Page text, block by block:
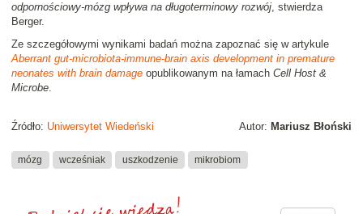
odpornościowy-mózg wpływa na długoterminowy rozwój, stwierdza
Berger.
Ze szczegółowymi wynikami badań można zapoznać się w artykule
Aberrant gut-microbiota-immune-brain axis development in premature
neonates with brain damage opublikowanym na łamach Cell Host &
Microbe.
Autor: Mariusz Błoński
Źródło: Uniwersytet Wiedeński
mózg wcześniak uszkodzenie mikrobiom